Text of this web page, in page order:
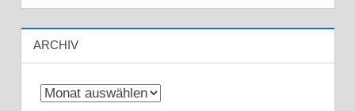
ARCHIV
Archiv